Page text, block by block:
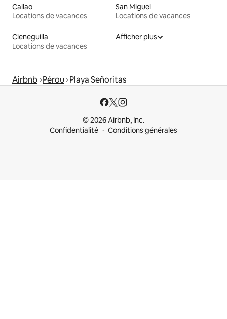
Callao
Locations de vacances
San Miguel
Locations de vacances
Cieneguilla
Locations de vacances
Afficher plus
Airbnb Pérou Playa Señoritas
© 2026 Airbnb, Inc.
Confidentialité
Conditions générales